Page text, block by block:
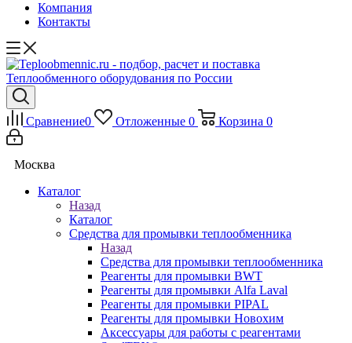
Компания
Контакты
Сравнение0 Отложенные 0 Корзина 0
Москва
Каталог
Назад
Каталог
Средства для промывки теплообменника
Назад
Средства для промывки теплообменника
Реагенты для промывки BWT
Реагенты для промывки Alfa Laval
Реагенты для промывки PIPAL
Реагенты для промывки Новохим
Аксессуары для работы с реагентами